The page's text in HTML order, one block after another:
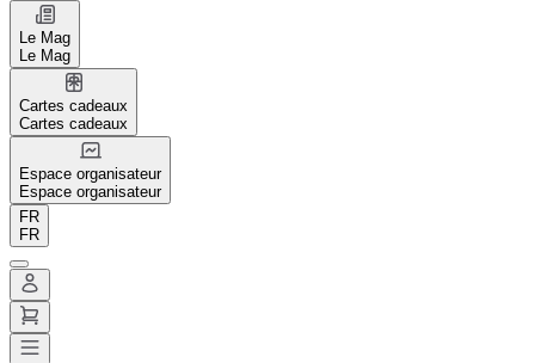
Le Mag
Le Mag
Cartes cadeaux
Cartes cadeaux
Espace organisateur
Espace organisateur
FR
FR